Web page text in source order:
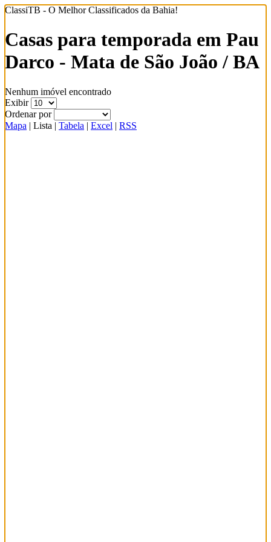
ClassiTB - O Melhor Classificados da Bahia!
Casas para temporada em Pau
Darco - Mata de São João / BA
Nenhum imóvel encontrado
Exibir
Ordenar por
Mapa | Lista | Tabela | Excel | RSS